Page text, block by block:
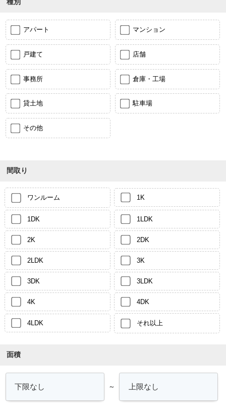
アパート マンション
戸建て 店舗
事務所 倉庫・工場
貸土地 駐車場
その他
間取り
ワンルーム 1K
1DK 1LDK
2K 2DK
2LDK 3K
3DK 3LDK
4K 4DK
4LDK それ以上
面積
～